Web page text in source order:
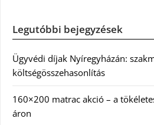
Legutóbbi bejegyzések
Ügyvédi díjak Nyíregyházán:
költségösszehasonlítás
160×200 matrac akció – a
áron